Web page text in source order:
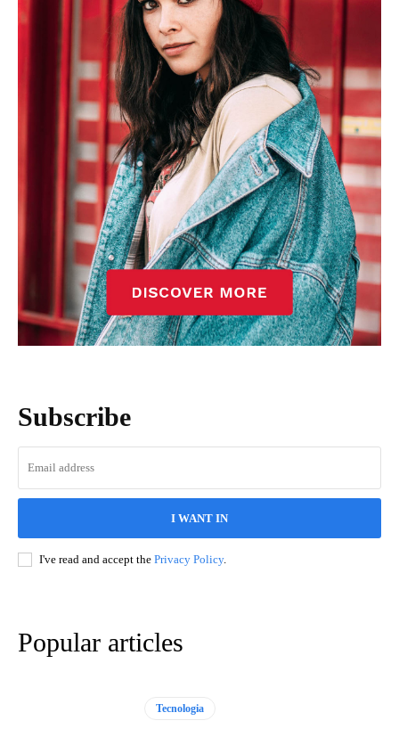
Subscribe
I WANT IN
I've read and accept the Privacy Policy.
Popular articles
Tecnologia